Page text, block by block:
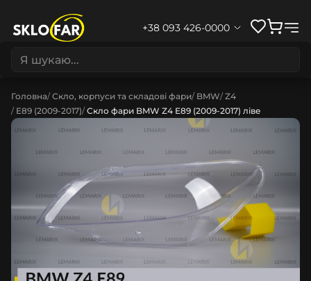
+38 093 426-0000
Головна Скло, корпуси та складові фари BMW Z4
E89 (2009-2017) Скло фари BMW Z4 E89 (2009-2017) ліве